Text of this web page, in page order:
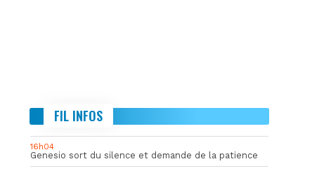
FIL INFOS
16h04
Genesio sort du silence et demande de la patience